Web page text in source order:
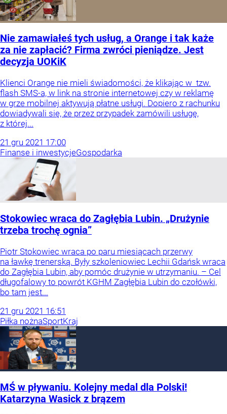
Nie zamawiałeś tych usług, a Orange i tak każe
za nie zapłacić? Firma zwróci pieniądze. Jest
decyzja UOKiK
Klienci Orange nie mieli świadomości, że klikając w tzw.
flash SMS-a, w link na stronie internetowej czy w reklamę
w grze mobilnej aktywują płatne usługi. Dopiero z rachunku
dowiadywali się, że przez przypadek zamówili usługę,
z której...
21 gru 2021 17:00
Finanse i inwestycjeGospodarka
Stokowiec wraca do Zagłębia Lubin. „Drużynie
trzeba trochę ognia”
Piotr Stokowiec wraca po paru miesiącach przerwy
na ławkę trenerską. Były szkoleniowiec Lechii Gdańsk wraca
do Zagłębia Lubin, aby pomóc drużynie w utrzymaniu. – Cel
długofalowy to powrót KGHM Zagłębia Lubin do czołówki,
bo tam jest...
21 gru 2021 16:51
Piłka nożnaSportKraj
MŚ w pływaniu. Kolejny medal dla Polski!
Katarzyna Wasick z brązem